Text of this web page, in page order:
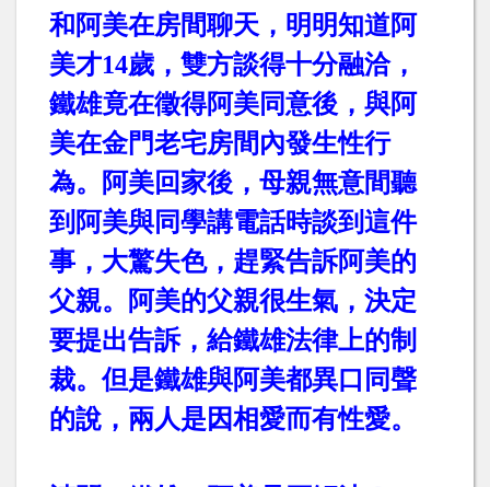
和阿美在房間聊天，明明知道阿
美才14歲，雙方談得十分融洽，
鐵雄竟在徵得阿美同意後，與阿
美在金門老宅房間內發生性行
為。阿美回家後，母親無意間聽
到阿美與同學講電話時談到這件
事，大驚失色，趕緊告訴阿美的
父親。阿美的父親很生氣，決定
要提出告訴，給鐵雄法律上的制
裁。但是鐵雄與阿美都異口同聲
的說，兩人是因相愛而有性愛。